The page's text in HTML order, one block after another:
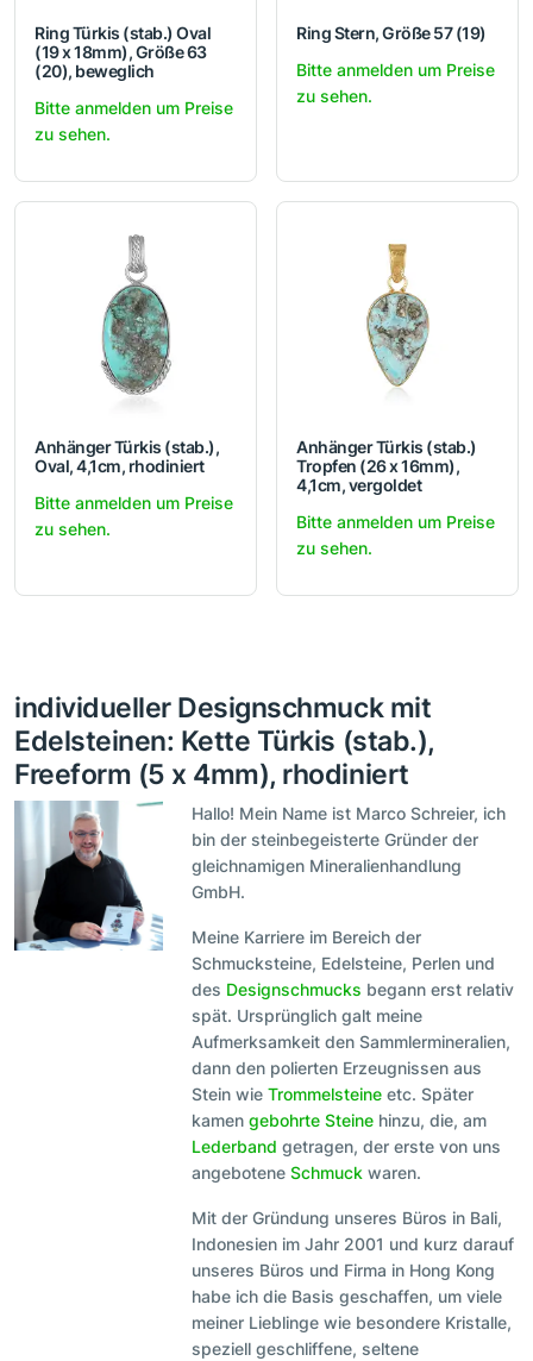
Ring Türkis (stab.) Oval
(19 x 18mm), Größe 63
(20), beweglich
Bitte anmelden um Preise
zu sehen.
Ring Stern, Größe 57 (19)
Bitte anmelden um Preise
zu sehen.
Anhänger Türkis (stab.),
Oval, 4,1cm, rhodiniert
Bitte anmelden um Preise
zu sehen.
Anhänger Türkis (stab.)
Tropfen (26 x 16mm),
4,1cm, vergoldet
Bitte anmelden um Preise
zu sehen.
individueller Designschmuck mit
Edelsteinen: Kette Türkis (stab.),
Freeform (5 x 4mm), rhodiniert
Hallo! Mein Name ist Marco Schreier, ich
bin der steinbegeisterte Gründer der
gleichnamigen Mineralienhandlung
GmbH.
Meine Karriere im Bereich der
Schmucksteine, Edelsteine, Perlen und
des Designschmucks begann erst relativ
spät. Ursprünglich galt meine
Aufmerksamkeit den Sammlermineralien,
dann den polierten Erzeugnissen aus
Stein wieTrommelsteine etc. Später
kamengebohrte Steine hinzu, die, am
Lederband getragen, der erste von uns
angeboteneSchmuck waren.
Mit der Gründung unseres Büros in Bali,
Indonesien im Jahr 2001 und kurz darauf
unseres Büros und Firma in Hong Kong
habe ich die Basis geschaffen, um viele
meiner Lieblinge wie besondere Kristalle,
speziell geschliffene, seltene